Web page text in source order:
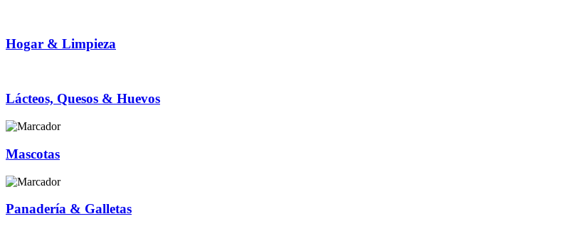
Hogar & Limpieza
Lácteos, Quesos & Huevos
Mascotas
Panadería & Galletas